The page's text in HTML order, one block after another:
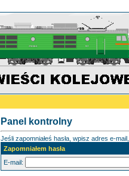
Panel kontrolny
Jeśli zapomniałeś hasła, wpisz adres e-
Zapomniałem hasła
E-mail: